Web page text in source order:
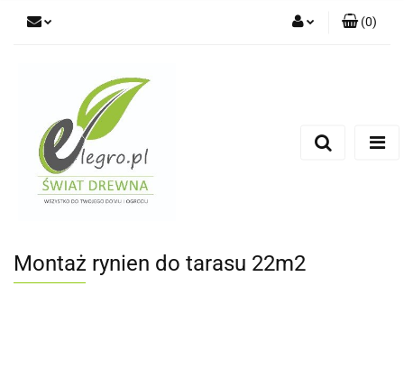
(0)
Montaż rynien do tarasu 22m2